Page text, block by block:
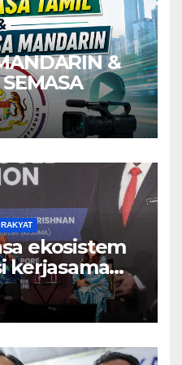
&
ekosistem
kerjasama
–